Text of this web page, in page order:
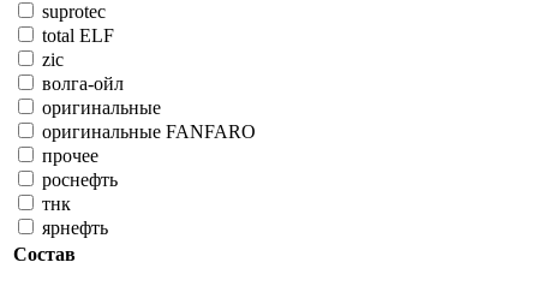
suprotec
total ELF
zic
волга-ойл
оригинальные
оригинальные FANFARO
прочее
роснефть
тнк
ярнефть
Состав